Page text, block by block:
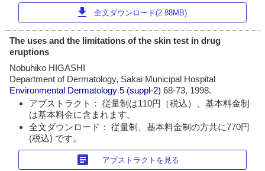
download 全文ダウンロード(2.88MB)
The uses and the limitations of the skin test in drug
eruptions
Nobuhiko HIGASHI
Department of Dermatology, Sakai Municipal Hospital
Environmental Dermatology 5 (suppl-2)68-73, 1998.
アブストラクト： 従量制は110円（税込）、基本料金制
は基本料金に含まれます。
全文ダウンロード： 従量制、基本料金制の方共に770円
(税込) です。
article アブストラクトを見る